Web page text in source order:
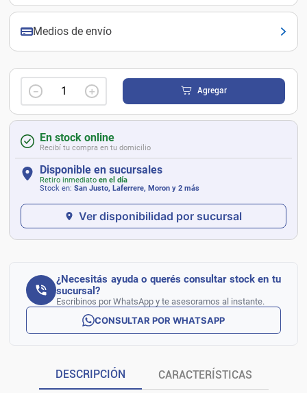
Medios de envío
＋
－ Agregar
En stock online
Recibí tu compra en tu domicilio
Disponible en sucursales
Retiro inmediato en el día
Stock en: San Justo, Laferrere, Moron y 2 más
Ver disponibilidad por sucursal
¿Necesitás ayuda o querés consultar stock en tu
sucursal?
Escribinos por WhatsApp y te asesoramos al instante.
CONSULTAR POR WHATSAPP
DESCRIPCIÓN CARACTERÍSTICAS